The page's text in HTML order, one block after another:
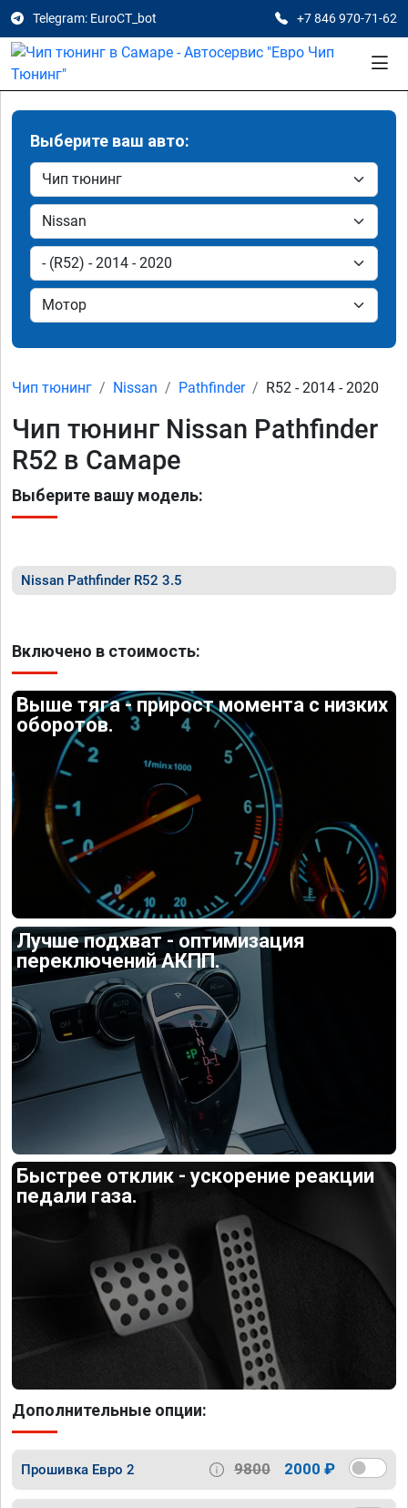
Telegram: EuroCT_bot +7 846 970-71-62
Выберите ваш авто:
Чип тюнинг Nissan Pathfinder R52 - 2014 - 2020
Чип тюнинг Nissan Pathfinder
R52 в Самаре
Выберите вашу модель:
Nissan Pathfinder R52 3.5
Включено в стоимость:
Выше тяга - прирост момента с низких
оборотов.
Лучше подхват - оптимизация
переключений АКПП.
Быстрее отклик - ускорение реакции
педали газа.
Дополнительные опции:
Прошивка Евро 2 9800 2000 ₽